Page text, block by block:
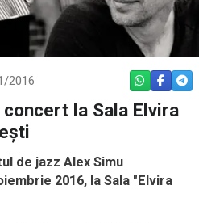
2016 WHATSAPP
la Sala Elvira
de jazz Alex Simu
2016, la Sala "Elvira